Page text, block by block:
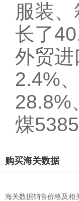
服装
长了
外贸
2.4%
28.8%
煤
购买海关数据
海关数据销售价格及相